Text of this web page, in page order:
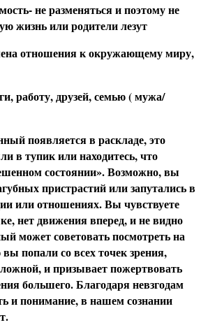
не разменяться и поэтому не
жизнь или родители лезут
отношения к окружающему миру,
работу, друзей, семью ( мужа/
появляется в раскладе, это
в тупик или находитесь, что
состоянии». Возможно, вы
пристрастий или запутались в
или отношениях. Вы чувствуете
нет движения вперед, и не видно
может советовать посмотреть на
попали со всех точек зрения,
и призывает пожертвовать
большего. Благодаря невзгодам
и понимание, в нашем сознании